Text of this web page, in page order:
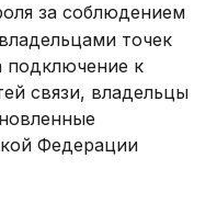
за соблюдением
точек
подключение к
связи, владельцы
Федерации